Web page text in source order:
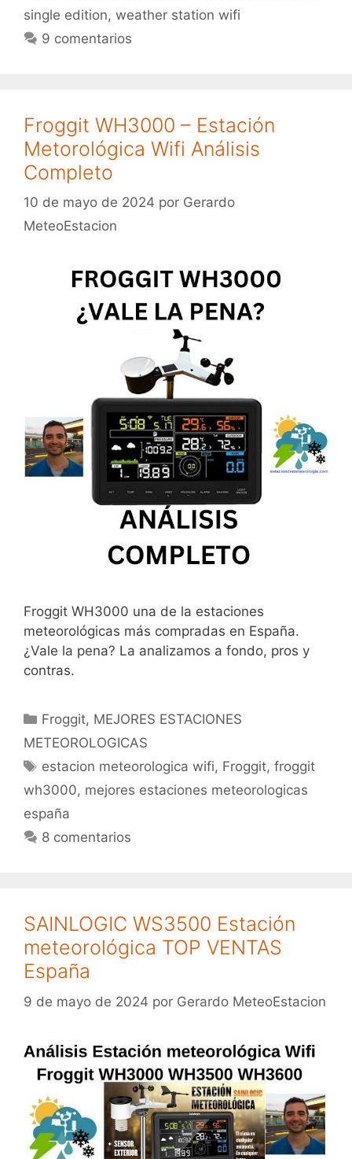
single edition, weather station wifi
9 comentarios
Froggit WH3000 – Estación
Metorológica Wifi Análisis
Completo
10 de mayo de 2024 por Gerardo
MeteoEstacion
Froggit WH3000 una de la estaciones
meteorológicas más compradas en España.
¿Vale la pena? La analizamos a fondo, pros y
contras.
Categorías
Froggit, MEJORES ESTACIONES
METEOROLOGICAS
Etiquetas
estacion meteorologica wifi, Froggit,froggit
wh3000, mejores estaciones meteorologicas
españa
8 comentarios
SAINLOGIC WS3500 Estación
meteorológica TOP VENTAS
España
9 de mayo de 2024 por Gerardo MeteoEstacion